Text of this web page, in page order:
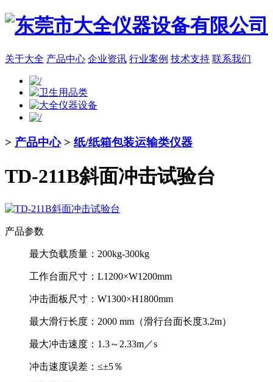
关于大全 产品中心 企业资讯 行业案例 技术支持 联系我们
> 产品中心> 纸/纸箱包装运输类仪器
TD-211B斜面冲击试验台
产品参数
最大负载质量： 200kg-300kg
工作台面尺寸： L1200×W1200mm
冲击面板尺寸： W1300×H1800mm
最大滑行长度： 2000 mm（滑行台面长度3.2m）
最大冲击速度： 1.3～2.33m／s
冲击速度误差： ≤±5％